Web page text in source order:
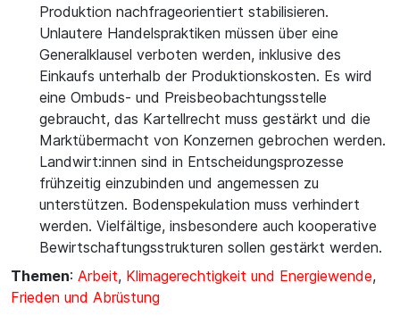
Produktion nachfrageorientiert stabilisieren.
Unlautere Handelspraktiken müssen über eine
Generalklausel verboten werden, inklusive des
Einkaufs unterhalb der Produktionskosten. Es wird
eine Ombuds- und Preisbeobachtungsstelle
gebraucht, das Kartellrecht muss gestärkt und die
Marktübermacht von Konzernen gebrochen werden.
Landwirt:innen sind in Entscheidungsprozesse
frühzeitig einzubinden und angemessen zu
unterstützen. Bodenspekulation muss verhindert
werden. Vielfältige, insbesondere auch kooperative
Bewirtschaftungsstrukturen sollen gestärkt werden.
Themen: Arbeit, Klimagerechtigkeit und Energiewende,
Frieden und Abrüstung